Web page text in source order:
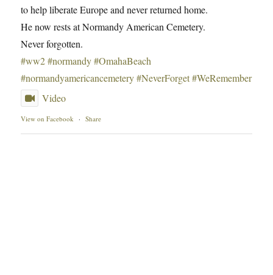
to help liberate Europe and never returned home.
He now rests at Normandy American Cemetery.
Never forgotten.
#ww2 #normandy #OmahaBeach
#normandyamericancemetery #NeverForget #WeRemember
Video
View on Facebook · Share